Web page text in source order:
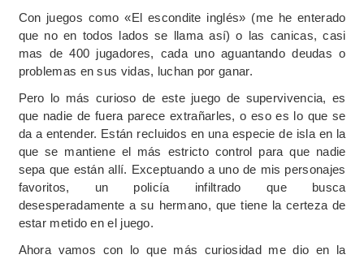
Con juegos como «El escondite inglés» (me he enterado
que no en todos lados se llama así) o las canicas, casi
mas de 400 jugadores, cada uno aguantando deudas o
problemas en sus vidas, luchan por ganar.
Pero lo más curioso de este juego de supervivencia, es
que nadie de fuera parece extrañarles, o eso es lo que se
da a entender. Están recluidos en una especie de isla en la
que se mantiene el más estricto control para que nadie
sepa que están allí. Exceptuando a uno de mis personajes
favoritos, un policía infiltrado que busca
desesperadamente a su hermano, que tiene la certeza de
estar metido en el juego.
Ahora vamos con lo que más curiosidad me dio en la